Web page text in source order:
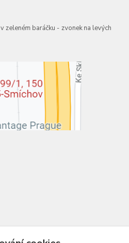
zeleném baráčku - zvonek na levých